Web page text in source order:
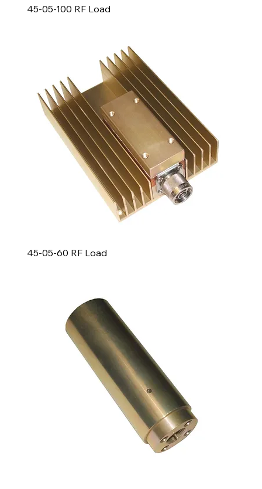
45-05-100 RF Load
45-05-60 RF Load